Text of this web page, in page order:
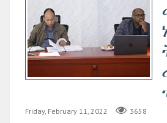
Friday, February 11, 2022 3658